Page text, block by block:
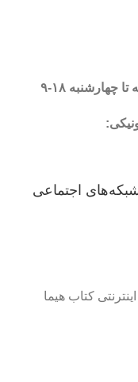
۱۸-۹
شبکه‌‌های اجتماعی
کتاب هیما